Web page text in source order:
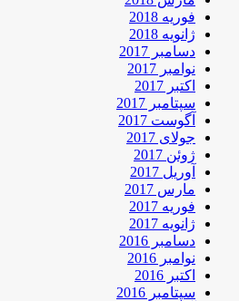
فوریه 2018
ژانویه 2018
دسامبر 2017
نوامبر 2017
اکتبر 2017
سپتامبر 2017
آگوست 2017
جولای 2017
ژوئن 2017
آوریل 2017
مارس 2017
فوریه 2017
ژانویه 2017
دسامبر 2016
نوامبر 2016
اکتبر 2016
سپتامبر 2016